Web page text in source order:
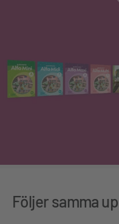
Följer samma